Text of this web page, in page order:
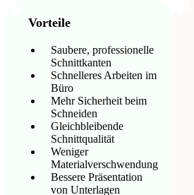
Vorteile
Saubere, professionelle
Schnittkanten
Schnelleres Arbeiten im
Büro
Mehr Sicherheit beim
Schneiden
Gleichbleibende
Schnittqualität
Weniger
Materialverschwendung
Bessere Präsentation
von Unterlagen